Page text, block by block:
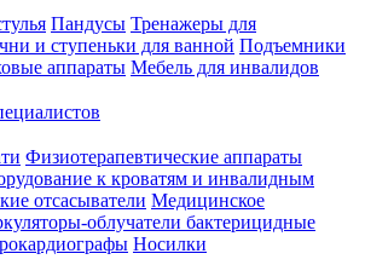
Пандусы Тренажеры для
и ступеньки для ванной Подъемники
аппараты Мебель для инвалидов
Физиотерапевтические аппараты
к кроватям и инвалидным
отсасыватели Медицинское
облучатели бактерицидные
Носилки